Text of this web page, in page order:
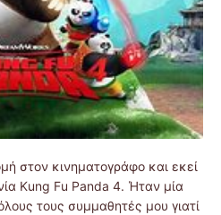
στον κινηματογράφο και εκεί
Kung Fu Panda 4. Ήταν μία
τους συμμαθητές μου γιατί